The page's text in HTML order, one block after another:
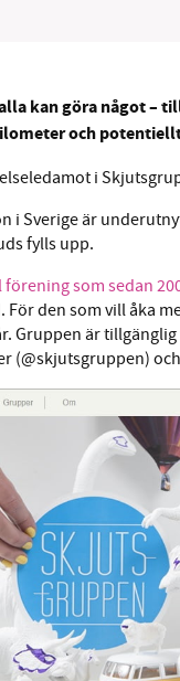
kan göra något –
och
i
i Sverige är
fylls upp.
som sedan
För den som vill åka
Gruppen är
(@skjutsgruppen)